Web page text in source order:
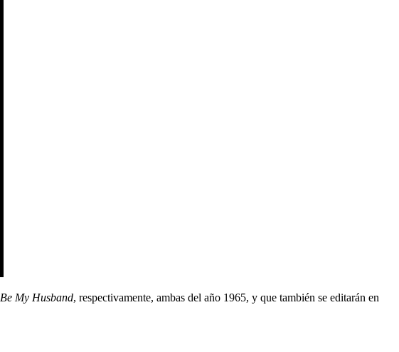
Be My Husband, respectivamente, ambas del año 1965, y que también se editarán en